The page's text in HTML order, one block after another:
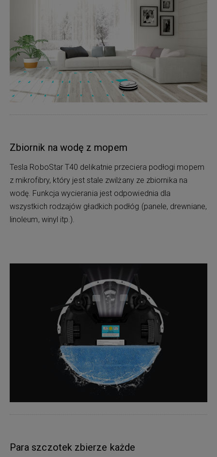
Zbiornik na wodę z mopem
Tesla RoboStar T40 delikatnie przeciera podłogi mopem
z mikrofibry, który jest stale zwilżany ze zbiornika na
wodę. Funkcja wycierania jest odpowiednia dla
wszystkich rodzajów gładkich podłóg (panele, drewniane,
linoleum, winyl itp.).
Para szczotek zbierze każde